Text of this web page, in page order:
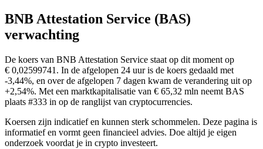
BNB Attestation Service (BAS)
verwachting
De koers van BNB Attestation Service staat op dit moment op
€ 0,02599741. In de afgelopen 24 uur is de koers gedaald met
-3,44%, en over de afgelopen 7 dagen kwam de verandering uit op
+2,54%. Met een marktkapitalisatie van € 65,32 mln neemt BAS
plaats #333 in op de ranglijst van cryptocurrencies.
Koersen zijn indicatief en kunnen sterk schommelen. Deze pagina is
informatief en vormt geen financieel advies. Doe altijd je eigen
onderzoek voordat je in crypto investeert.